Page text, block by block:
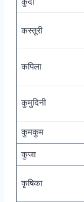
कस्तूरी
कपिला
कुमुदिनी
कुमकुम
कुजा
कृषिका